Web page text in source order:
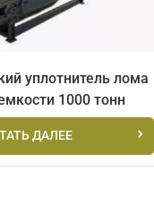
уплотнитель лома
1000 тонн
ДАЛЕЕ